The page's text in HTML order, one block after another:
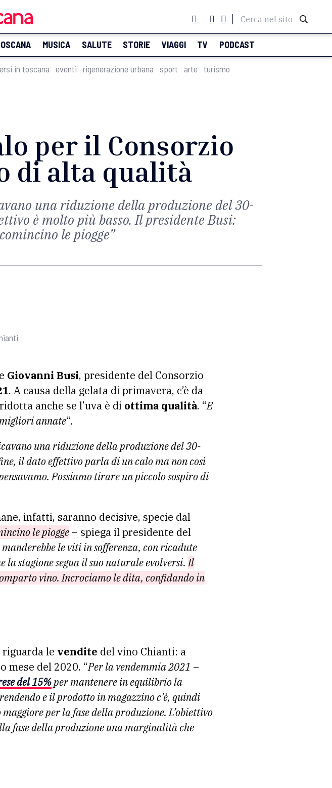
Cerca nel sito
MUSICA SALUTE STORIE VIAGGI TV PODCAST
in toscana eventi rigenerazione urbana sport arte turismo
per il Consorzio
di alta qualità
una riduzione della produzione del 30-
è molto più basso. Il presidente Busi:
le piogge”
Giovanni Busi, presidente del Consorzio
. A causa della gelata di primavera, c’è da
anche se l’uva è di ottima qualità. “E
annate“.
una riduzione della produzione del 30-
il dato effettivo parla di un calo ma non così
Possiamo tirare un piccolo sospiro di
infatti, saranno decisive, specie dal
le piogge – spiega il presidente del
le viti in sofferenza, con ricadute
stagione segua il suo naturale evolversi.Il
vino. Incrociamo le dita, confidando in
le vendite del vino Chianti: a
mese del 2020. “Per la vendemmia 2021 –
del 15%per mantenere in equilibrio la
e il prodotto in magazzino c’è, quindi
per la fase della produzione. L’obiettivo
fase della produzione una marginalità che